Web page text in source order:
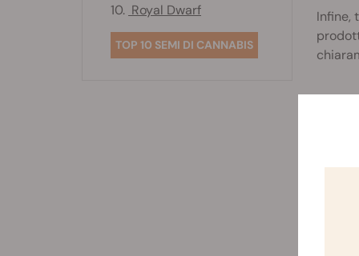
Infine,
10. Royal Dwarf
TOP 10 SEMI DI CANNABIS